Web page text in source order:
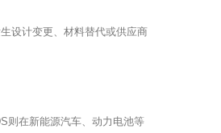
设计变更、材料替代或供应商
则在新能源汽车、动力电池等